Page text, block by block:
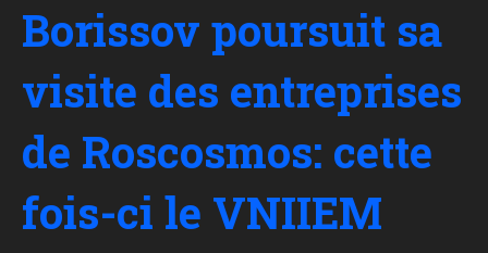
Borissov poursuit sa
visite des entreprises
de Roscosmos: cette
fois-ci le VNIIEM